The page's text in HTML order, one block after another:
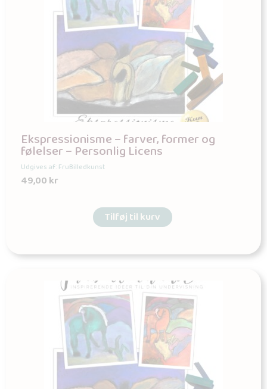
Ekspressionisme – farver, former og
følelser – Personlig Licens
Udgives af: FruBilledkunst
49,00kr
Tilføj til kurv